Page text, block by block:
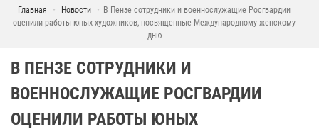
Главная Новости
В Пензе сотрудники и военнослужащие Росгвардии
оценили работы юных художников, посвященные Международному женскому
дню
В ПЕНЗЕ СОТРУДНИКИ И
ВОЕННОСЛУЖАЩИЕ РОСГВАРДИИ
ОЦЕНИЛИ РАБОТЫ ЮНЫХ